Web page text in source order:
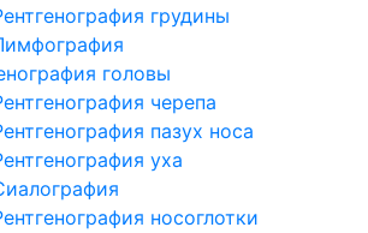
грудины
головы
черепа
пазух носа
уха
носоглотки